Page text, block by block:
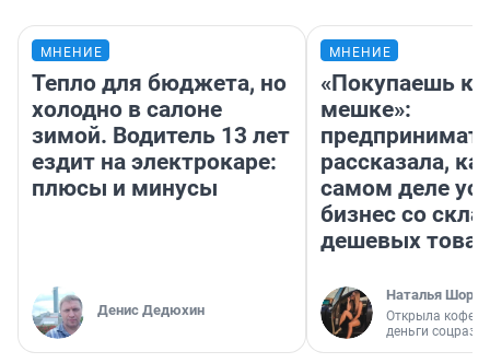
МНЕНИЕ
Тепло для бюджета, но
холодно в салоне
зимой. Водитель 13 лет
ездит на электрокаре:
плюсы и минусы
Денис Дедюхин
МНЕНИЕ
«Покупаешь
мешке»:
рассказала,
самом деле
бизнес со
дешевых
Наталья
Открыла
деньги